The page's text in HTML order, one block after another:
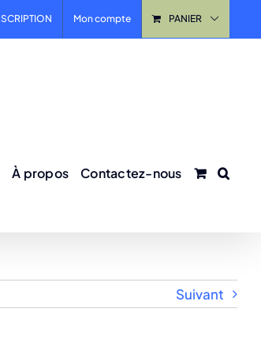
Mon compte PANIER
À propos Contactez-nous
Suivant